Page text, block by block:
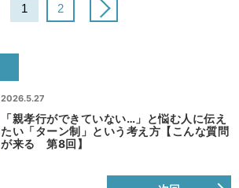
1 2
2026.5.27
「親孝行ができていない…」と悩む人に伝え
たい「ターン制」という考え方【こんな質問
が来る 第8回】